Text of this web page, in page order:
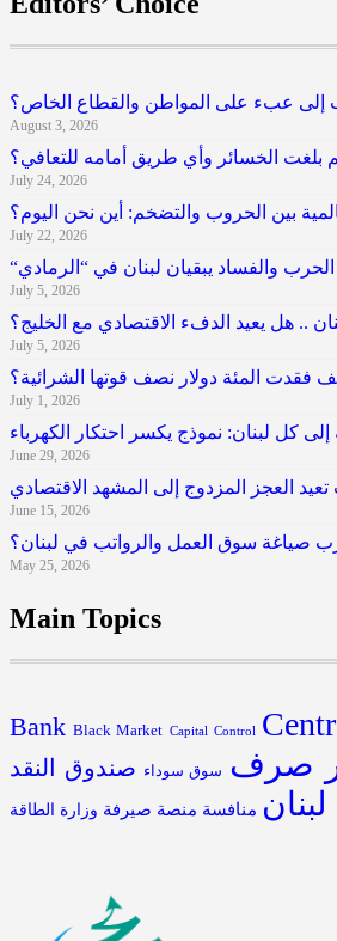
إلى عبء على المواطن والقطاع الخاص؟
August 3, 2026
بلغت الخسائر وأي طريق أمامه للتعافي؟
July 24, 2026
بين الحروب والتضخم: أين نحن اليوم؟
July 22, 2026
“الحرب والفساد يبقيان لبنان في “الرمادي
July 5, 2026
.. هل يعيد الدفء الاقتصادي مع الخليج؟
July 5, 2026
فقدت المئة دولار نصف قوتها الشرائية؟
July 1, 2026
كل لبنان: نموذج يكسر احتكار الكهرباء
June 29, 2026
العجز المزدوج إلى المشهد الاقتصادي
June 15, 2026
صياغة سوق العمل والرواتب في لبنان؟
May 25, 2026
Main Topics
Bank Black Market Capital Control
صرف سوق سوداء صندوق النقد
منافسة منصة صيرفة وزارة الطاقة